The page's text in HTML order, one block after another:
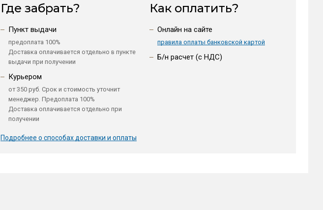
Где забрать?
Пункт выдачи
предоплата 100%
Доставка оплачивается отдельно в пункте
выдачи при получении
Курьером
от 350 руб. Срок и стоимость уточнит
менеджер. Предоплата 100%
Доставка оплачивается отдельно при
получении
Подробнее о способах доставки и оплаты
Как оплатить?
Онлайн на сайте
правила оплаты банковской картой
Б/н расчет (c НДС)